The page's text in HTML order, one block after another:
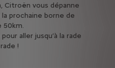
Citroën vous dépanne
la prochaine borne de
50km.
aller jusqu’à la rade
!